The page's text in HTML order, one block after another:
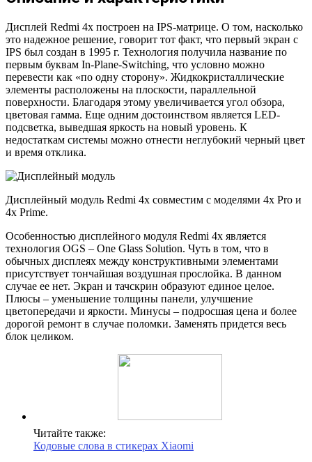
Дисплей Redmi 4x построен на IPS-матрице. О том, насколько
это надежное решение, говорит тот факт, что первый экран с
IPS был создан в 1995 г. Технология получила название по
первым буквам In-Plane-Switching, что условно можно
перевести как «по одну сторону». Жидкокристаллические
элементы расположены на плоскости, параллельной
поверхности. Благодаря этому увеличивается угол обзора,
цветовая гамма. Еще одним достоинством является LED-
подсветка, выведшая яркость на новый уровень. К
недостаткам системы можно отнести неглубокий черный цвет
и время отклика.
Дисплейный модуль Redmi 4x совместим с моделями 4x Pro и
4x Prime.
Особенностью дисплейного модуля Redmi 4x является
технология OGS – One Glass Solution. Чуть в том, что в
обычных дисплеях между конструктивными элементами
присутствует тончайшая воздушная прослойка. В данном
случае ее нет. Экран и тачскрин образуют единое целое.
Плюсы – уменьшение толщины панели, улучшение
цветопередачи и яркости. Минусы – подросшая цена и более
дорогой ремонт в случае поломки. Заменять придется весь
блок целиком.
Читайте также:
Кодовые слова в стикерах Xiaomi